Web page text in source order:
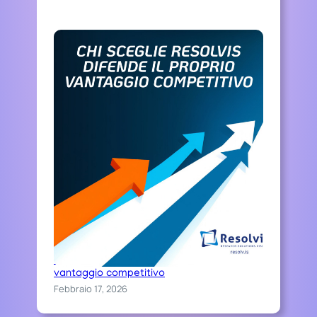
M
P
E
T
Chi sceglie Resolvis difende il proprio
vantaggio competitivo
Febbraio 17, 2026